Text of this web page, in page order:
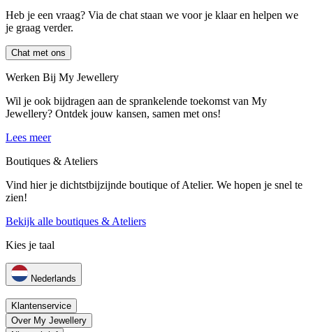
Heb je een vraag? Via de chat staan we voor je klaar en helpen we
je graag verder.
Chat met ons
Werken Bij My Jewellery
Wil je ook bijdragen aan de sprankelende toekomst van My
Jewellery? Ontdek jouw kansen, samen met ons!
Lees meer
Boutiques & Ateliers
Vind hier je dichtstbijzijnde boutique of Atelier. We hopen je snel te
zien!
Bekijk alle boutiques & Ateliers
Kies je taal
Nederlands
Klantenservice
Over My Jewellery